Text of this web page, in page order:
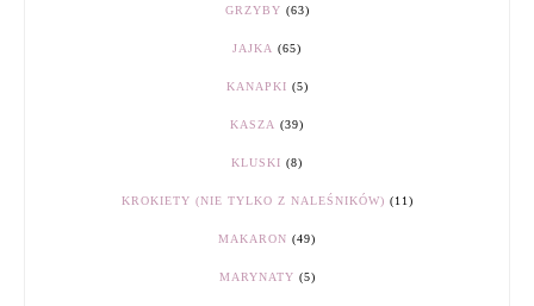
GRZYBY (63)
JAJKA (65)
KANAPKI (5)
KASZA (39)
KLUSKI (8)
KROKIETY (NIE TYLKO Z NALEŚNIKÓW) (11)
MAKARON (49)
MARYNATY (5)